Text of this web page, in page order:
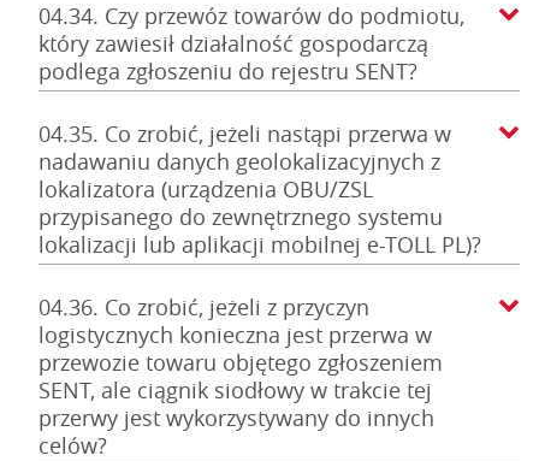
04.34. Czy przewóz towarów do podmiotu,
który zawiesił działalność gospodarczą
podlega zgłoszeniu do rejestru SENT?
04.35. Co zrobić, jeżeli nastąpi przerwa w
nadawaniu danych geolokalizacyjnych z
lokalizatora (urządzenia OBU/ZSL
przypisanego do zewnętrznego systemu
lokalizacji lub aplikacji mobilnej e-TOLL PL)?
04.36. Co zrobić, jeżeli z przyczyn
logistycznych konieczna jest przerwa w
przewozie towaru objętego zgłoszeniem
SENT, ale ciągnik siodłowy w trakcie tej
przerwy jest wykorzystywany do innych
celów?